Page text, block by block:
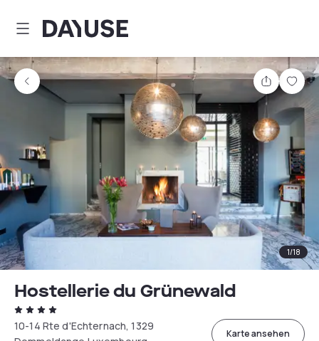
Dayuse
Teilen
1/18
Hostellerie du Grünewald
10-14 Rte d'Echternach, 1329
Karte ansehen